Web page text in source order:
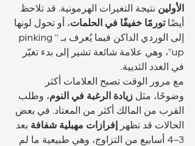
الأولين نتيجة التغيرات الهرمونية. قد تلاحظ
أيضًا تورمًا خفيفًا في الحلمات، أو تحول لونها
إلى الوردي الداكن فيما يُعرف بـ “pinking
up”، وهي علامة شائعة تشير إلى بدء تغيّر
في الغدد الثديية.
مع مرور الوقت تصبح العلامات أكثر
وضوحًا، مثل زيادة الرغبة في النوم، وطلب
القرب من المالك أكثر من المعتاد. في بعض
الحالات قد تظهر إفرازات مهبلية شفافة بعد
3–4 أسابيع من التزاوج، وهي طبيعية ما لم